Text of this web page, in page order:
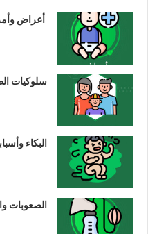
أعراض
سلوكيات
البكاء
الصعوبات